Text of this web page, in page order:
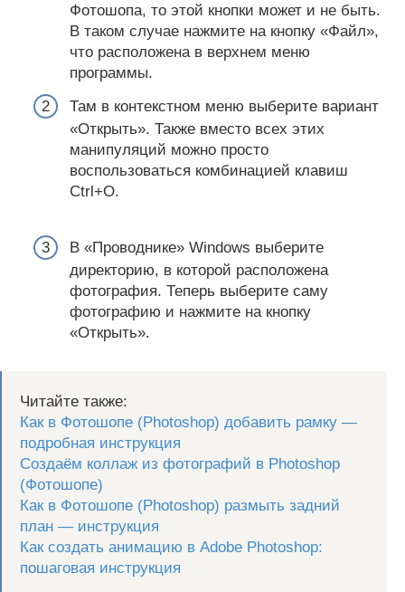
Фотошопа, то этой кнопки может и не быть.
В таком случае нажмите на кнопку «Файл»,
что расположена в верхнем меню
программы.
Там в контекстном меню выберите вариант
«Открыть». Также вместо всех этих
манипуляций можно просто
воспользоваться комбинацией клавиш
Ctrl+O.
В «Проводнике» Windows выберите
директорию, в которой расположена
фотография. Теперь выберите саму
фотографию и нажмите на кнопку
«Открыть».
Читайте также:
Как в Фотошопе (Photoshop) добавить рамку —
подробная инструкция
Создаём коллаж из фотографий в Photoshop
(Фотошопе)
Как в Фотошопе (Photoshop) размыть задний
план — инструкция
Как создать анимацию в Adobe Photoshop:
пошаговая инструкция